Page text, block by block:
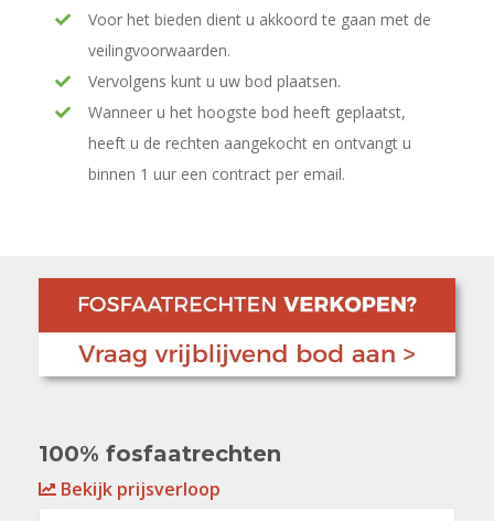
Voor het bieden dient u akkoord te gaan met de
veilingvoorwaarden.
Vervolgens kunt u uw bod plaatsen.
Wanneer u het hoogste bod heeft geplaatst,
heeft u de rechten aangekocht en ontvangt u
binnen 1 uur een contract per email.
100% fosfaatrechten
Bekijk prijsverloop